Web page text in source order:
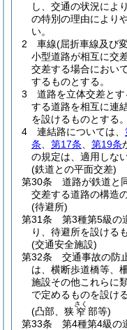
し、交通の状況によ
の特別の理由により
い。
2
車線(屈折車線及び
小型道路が相互に交
交差する場合におい
するものとする。
3
道路を立体交差と
する道路を相互に連
を設けるものとする。
4
連結路については、
条
第17条 第19条
の規定は、適用しない
(鉄道との平面交差)
第30条
道路が鉄道と
交差する道路の構造
(待避所)
第31条
第3種第5級の
り、待避所を設ける
(交通安全施設)
第32条
交通事故の防
は、横断歩道橋等、
施設その他これらに
で定めるものを設け
(凸部、狭 窄
さく
部等)
第33条
第4種第4級の